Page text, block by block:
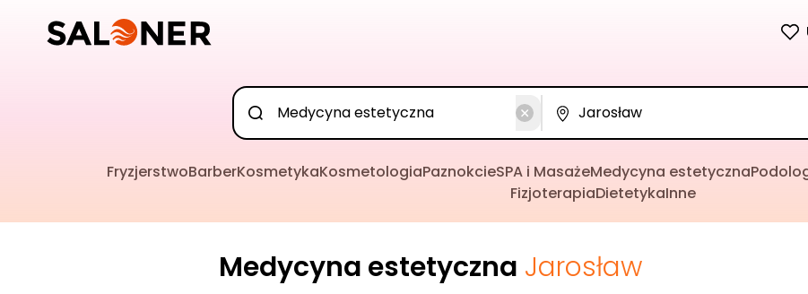
FryzjerstwoBarberKosmetykaKosmetologiaPaznokcieSPA i MasażeMedycyna estetyczna
FizjoterapiaDietetykaInne
Medycyna estetyczna Jarosław